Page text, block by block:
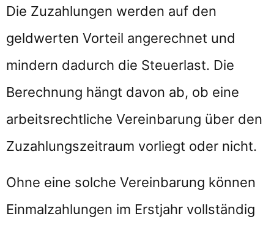
Die Zuzahlungen werden auf den
geldwerten Vorteil angerechnet und
mindern dadurch die Steuerlast. Die
Berechnung hängt davon ab, ob eine
arbeitsrechtliche Vereinbarung über den
Zuzahlungszeitraum vorliegt oder nicht.
Ohne eine solche Vereinbarung können
Einmalzahlungen im Erstjahr vollständig